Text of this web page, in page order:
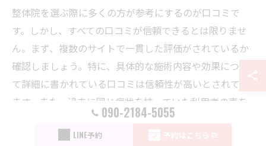
整体院を選ぶ際に多くの方が参考にするのが口コミで
す。しかし、すべての口コミが信頼できるとは限りませ
ん。まず、複数のサイトで一貫した評価がされているか
確認しましょう。特に、具体的な施術内容や効果につい
て詳細に書かれている口コミは信頼性が高いとされてい
ます。また、過去に同じ症状を持っていた利用者の声を
探すことも有効です。さらに、施術者のプロフェッショ
ナルな対応について言及している口コミは、院の質を測
090-2184-5055
LINE予約 予約はこちら